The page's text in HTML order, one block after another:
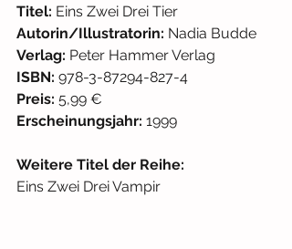
Titel: Eins Zwei Drei Tier
Autorin/Illustratorin: Nadia Budde
Verlag: Peter Hammer Verlag
ISBN: 978-3-87294-827-4
Preis: 5,99 €
Erscheinungsjahr: 1999
Weitere Titel der Reihe:
Eins Zwei Drei Vampir